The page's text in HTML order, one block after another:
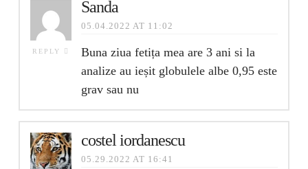
REPLY
Sanda
05.04.2022 AT 11:02
Buna ziua fetița mea are 3 ani si la
analize au ieșit globulele albe 0,95 este
grav sau nu
costel iordanescu
05.29.2022 AT 16:41